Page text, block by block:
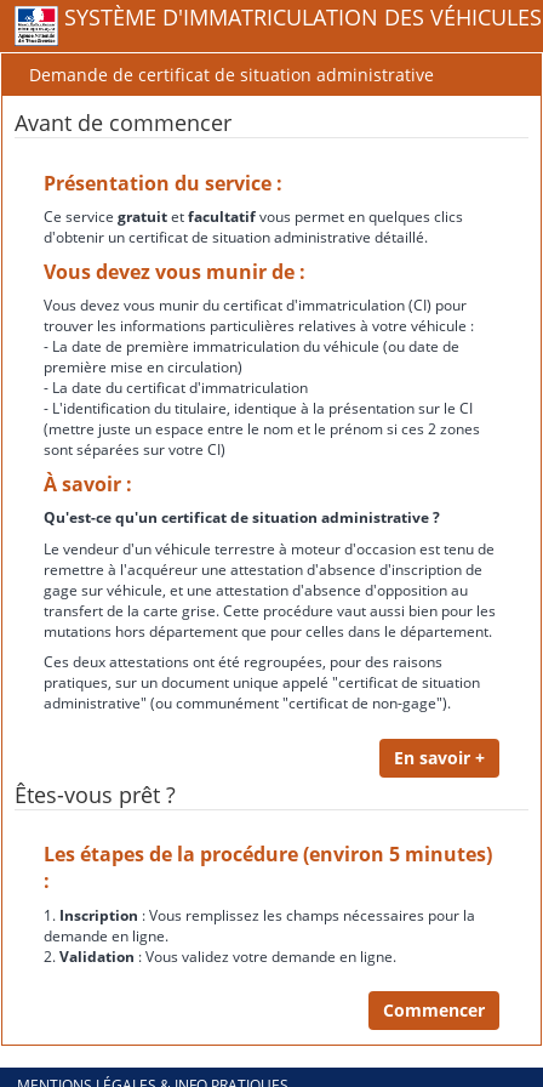
SYSTÈME D'IMMATRICULATION DES VÉHICULES
Demande de certificat de situation administrative
Avant de commencer
Présentation du service :
Ce service gratuitetfacultatifvous permet en quelques clics
d'obtenir un certificat de situation administrative détaillé.
Vous devez vous munir de :
Vous devez vous munir du certificat d'immatriculation (CI) pour
trouver les informations particulières relatives à votre véhicule :
- La date de première immatriculation du véhicule (ou date de
première mise en circulation)
- La date du certificat d'immatriculation
- L'identification du titulaire, identique à la présentation sur le CI
(mettre juste un espace entre le nom et le prénom si ces 2 zones
sont séparées sur votre CI)
À savoir :
Qu'est-ce qu'un certificat de situation administrative ?
Le vendeur d'un véhicule terrestre à moteur d'occasion est tenu de
remettre à l'acquéreur une attestation d'absence d'inscription de
gage sur véhicule, et une attestation d'absence d'opposition au
transfert de la carte grise. Cette procédure vaut aussi bien pour les
mutations hors département que pour celles dans le département.
Ces deux attestations ont été regroupées, pour des raisons
pratiques, sur un document unique appelé "certificat de situation
administrative" (ou communément "certificat de non-gage").
Êtes-vous prêt ?
Les étapes de la procédure (environ 5 minutes)
:
1. Inscription : Vous remplissez les champs nécessaires pour la
demande en ligne.
2.Validation : Vous validez votre demande en ligne.